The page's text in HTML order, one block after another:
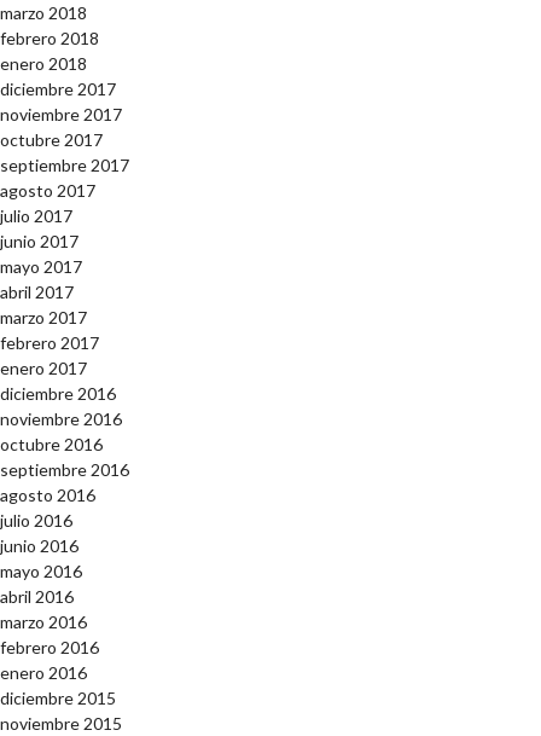
marzo 2018
febrero 2018
enero 2018
diciembre 2017
noviembre 2017
octubre 2017
septiembre 2017
agosto 2017
julio 2017
junio 2017
mayo 2017
abril 2017
marzo 2017
febrero 2017
enero 2017
diciembre 2016
noviembre 2016
octubre 2016
septiembre 2016
agosto 2016
julio 2016
junio 2016
mayo 2016
abril 2016
marzo 2016
febrero 2016
enero 2016
diciembre 2015
noviembre 2015